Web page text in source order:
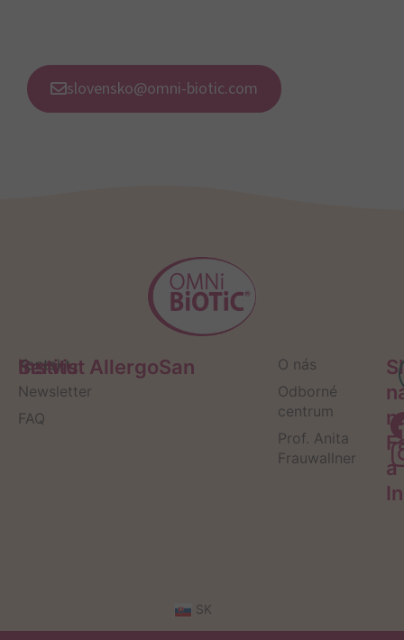
slovensko@omni-biotic.com
Servis
Kontakt
Newsletter
FAQ
Institut AllergoSan
O nás
Odborné
centrum
Prof. Anita
Frauwallner
a
SK